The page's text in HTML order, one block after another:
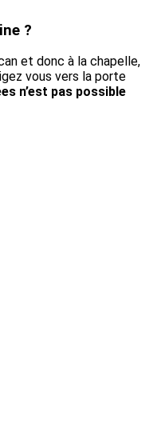
?
et donc à la chapelle,
vous vers la porte
n’est pas possible